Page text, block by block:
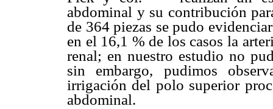
abdominal y su contribución
de 364 piezas se pudo
en el 16,1 % de los casos la
renal; en nuestro estudio no
sin embargo, pudimos
irrigación del polo superior
abdominal.